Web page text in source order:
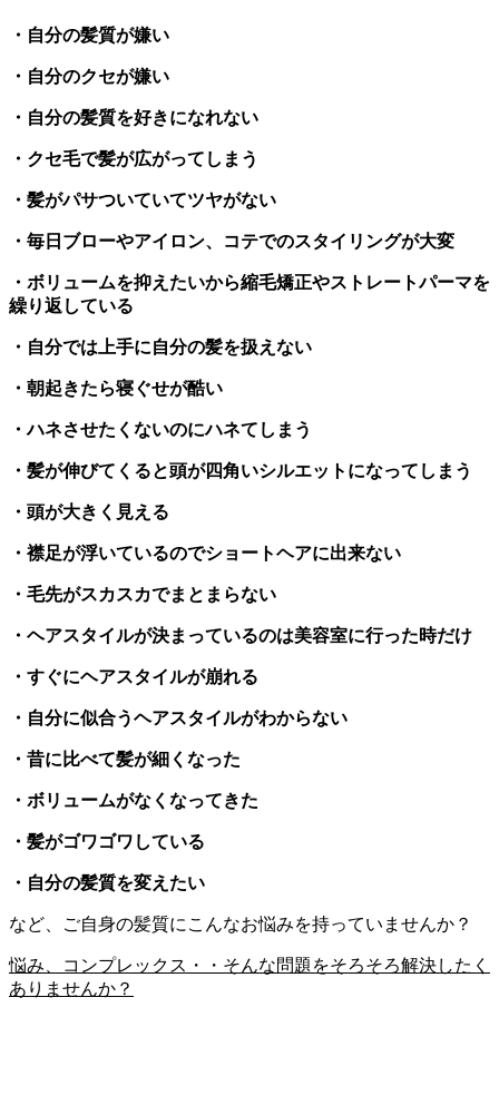
・自分の髪質が嫌い
・自分のクセが嫌い
・自分の髪質を好きになれない
・クセ毛で髪が広がってしまう
・髪がパサついていてツヤがない
・毎日ブローやアイロン、コテでのスタイリングが大変
・ボリュームを抑えたいから縮毛矯正やストレートパーマを
繰り返している
・自分では上手に自分の髪を扱えない
・朝起きたら寝ぐせが酷い
・ハネさせたくないのにハネてしまう
・髪が伸びてくると頭が四角いシルエットになってしまう
・頭が大きく見える
・襟足が浮いているのでショートヘアに出来ない
・毛先がスカスカでまとまらない
・ヘアスタイルが決まっているのは美容室に行った時だけ
・すぐにヘアスタイルが崩れる
・自分に似合うヘアスタイルがわからない
・昔に比べて髪が細くなった
・ボリュームがなくなってきた
・髪がゴワゴワしている
・自分の髪質を変えたい
など、ご自身の髪質にこんなお悩みを持っていませんか？
悩み、コンプレックス・・そんな問題をそろそろ解決したく
ありませんか？